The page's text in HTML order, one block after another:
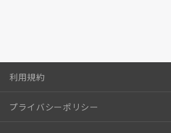
利用規約
プライバシーポリシー